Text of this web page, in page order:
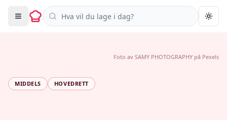
Søk i oppskrifter
MIDDELS HOVEDRETT
Foto av SAMY PHOTOGRAPHY på Pexels